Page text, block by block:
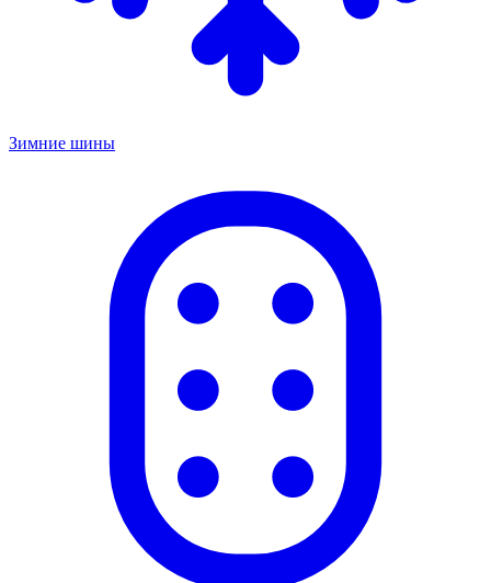
Зимние шины